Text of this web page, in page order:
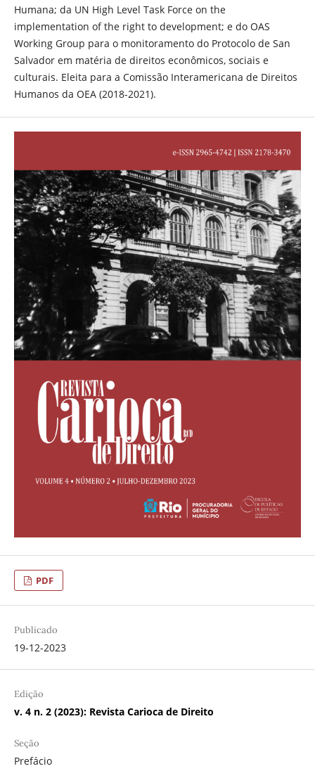
Humana; da UN High Level Task Force on the
implementation of the right to development; e do OAS
Working Group para o monitoramento do Protocolo de San
Salvador em matéria de direitos econômicos, sociais e
culturais. Eleita para a Comissão Interamericana de Direitos
Humanos da OEA (2018-2021).
PDF
Publicado
19-12-2023
Edição
v. 4 n. 2 (2023): Revista Carioca de Direito
Seção
Prefácio